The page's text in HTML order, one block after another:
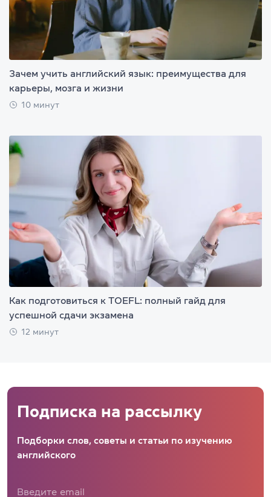
Зачем учить английский язык: преимущества для
карьеры, мозга и жизни
10 минут
Как подготовиться к TOEFL: полный гайд для
успешной сдачи экзамена
12 минут
Подписка на рассылку
Подборки слов, советы и статьи по изучению
английского